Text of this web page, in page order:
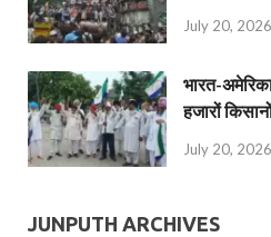
July 20, 2026
भारत-
हजारों
July 20, 2026
JUNPUTH ARCHIVES